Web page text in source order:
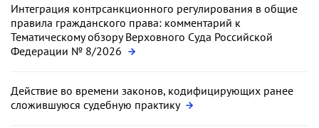
Интеграция контрсанкционного регулирования в общие
правила гражданского права: комментарий к
Тематическому обзору Верховного Суда Российской
Федерации № 8/2026
Действие во времени законов, кодифицирующих ранее
сложившуюся судебную практику